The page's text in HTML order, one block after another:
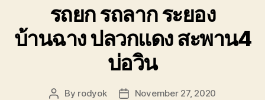
0802220366
รถยก รถลาก ระยอง
บ้านฉาง ปลวกแดง สะพาน4
บ่อวิน
Post
By rodyok
PostNovember 27, 2020